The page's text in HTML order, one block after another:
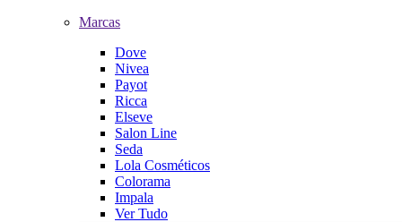
Marcas
Dove
Nivea
Payot
Ricca
Elseve
Salon Line
Seda
Lola Cosméticos
Colorama
Impala
Ver Tudo